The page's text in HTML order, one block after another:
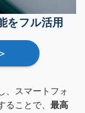
をフル活用
、スマートフォ
ことで、 最高